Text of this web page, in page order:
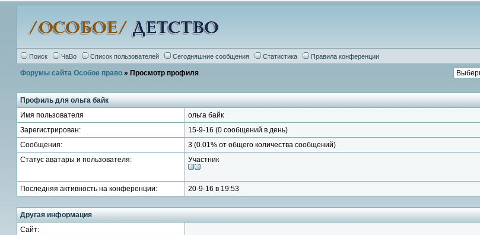
Поиск ЧаВо Список пользователей Сегодняшние сообщения Статистика Правила конференции
Форумы сайта Особое право » Просмотр профиля
Профиль для ольга байк
Имя пользователя
ольга байк
Зарегистрирован:
15-9-16 (0 сообщений в день)
Сообщения:
3 (0.01% от общего количества сообщений)
Статус аватары и пользователя:
Участник
Последняя активность на конференции: 20-9-16 в 19:53
Другая информация
Сайт: